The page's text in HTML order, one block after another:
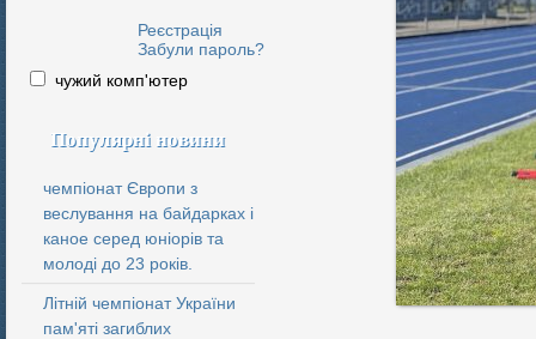
Реєстрація
Забули пароль?
чужий комп'ютер
Популярні новини
чемпіонат Європи з
веслування на байдарках і
каное серед юніорів та
молоді до 23 років.
Літній чемпіонат України
пам'яті загиблих